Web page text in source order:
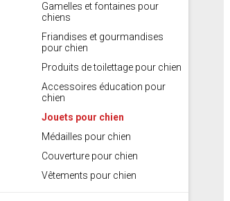
Gamelles et fontaines pour
chiens
Friandises et gourmandises
pour chien
Produits de toilettage pour chien
Accessoires éducation pour
chien
Jouets pour chien
Médailles pour chien
Couverture pour chien
Vêtements pour chien